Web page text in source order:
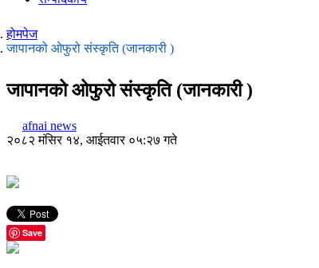
होमपेज
जापानको ओफुरो संस्कृति (जानकारी )
जापानको ओफुरो संस्कृति (जानकारी )
afnai news
२०८२ मंसिर १४, आईतवार ०५:२७ गते
Save